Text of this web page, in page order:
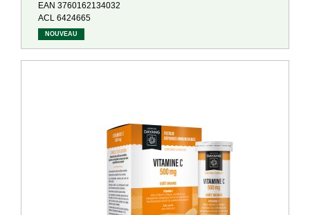
EAN 3760162134032
ACL 6424665
NOUVEAU